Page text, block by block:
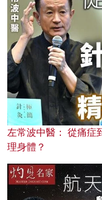
左常波中醫： 從痛症
理身體？